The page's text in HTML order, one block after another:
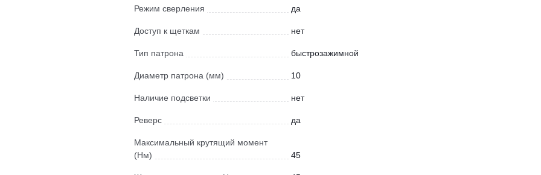
Режим сверления да
Доступ к щеткам нет
Тип патрона быстрозажимной
Диаметр патрона (мм) 10
Наличие подсветки нет
Реверс да
Максимальный крутящий момент
(Нм)
45